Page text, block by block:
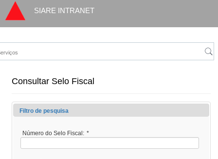
SIARE INTRANET
Consultar Selo Fiscal
Filtro de pesquisa
Número do Selo Fiscal: *